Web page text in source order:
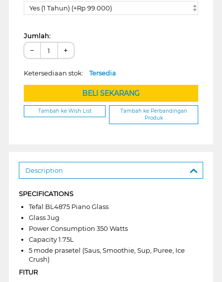
Yes (1 Tahun) (+Rp 99.000)
Jumlah:
− +
Ketersediaan stok: Tersedia
BELI SEKARANG
Tambah ke Wish List
Tambah ke Perbandingan
Produk
Description
SPECIFICATIONS
Tefal BL4875 Piano Glass
Glass Jug
Power Consumption 350 Watts
Capacity 1.75L
5 mode prasetel (Saus, Smoothie, Sup, Puree, Ice
Crush)
FITUR